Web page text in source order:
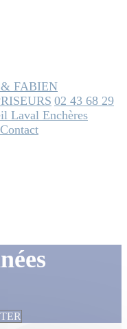
FABIEN
02 43 68 29
Laval Enchères
Contact